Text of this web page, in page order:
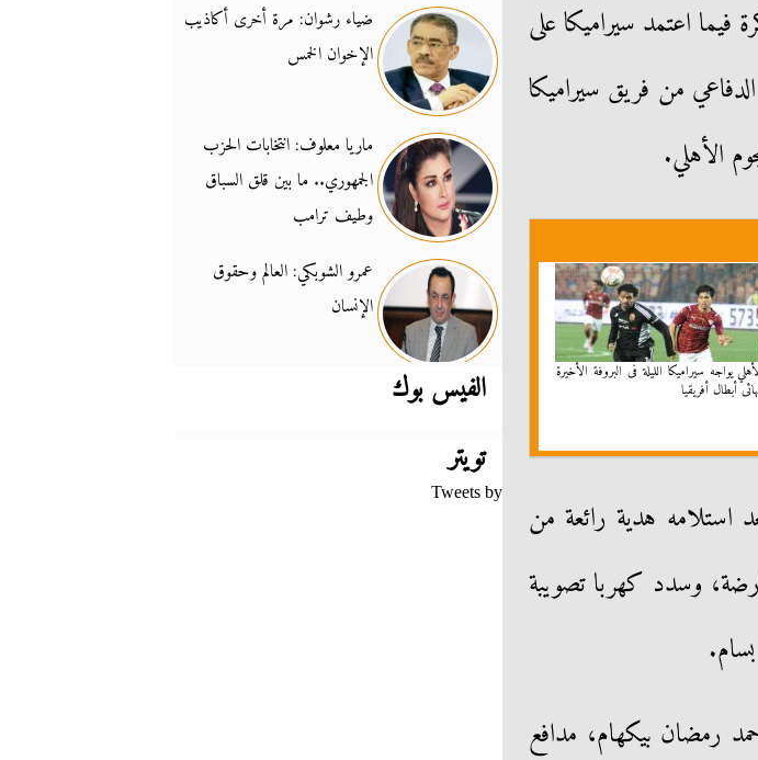
فيما اعتمد سيراميكا على
من فريق سيراميكا
يواجه سيراميكا الليلة فى البروفة الأخيرة
أبطال أفريقيا
محمود كهربا فرصة تسجيل هدف في الدقيقة 25 بعد استلامه هدية رائعة من
وسدد كهربا تصويبة
39 ولكن ارتطمت بأحمد رمضان بيكهام، مدافع
ضياء رشوان: مرة أخرى أكاذيب
الإخوان الخمس
ماريا معلوف: انتخابات الحزب
الجمهوري.. ما بين قلق السباق
وطيف ترامب
عمرو الشوبكي: العالم وحقوق
الإنسان
الفيس بوك
تويتر
Tweets by